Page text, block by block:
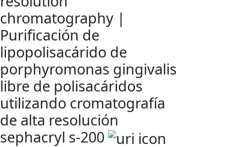
chromatography |
Purificación de
lipopolisacárido de
porphyromonas gingivalis
libre de polisacáridos
utilizando cromatografía
de alta resolución
sephacryl s-200